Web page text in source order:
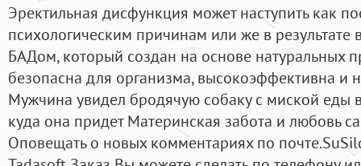
Эректильная дисфункция может наступить как
психологическим причинам или же в результате
БАДом, который создан на основе натуральных
безопасна для организма, высокоэффективна и
Мужчина увидел бродячую собаку с миской еды
куда она придет Материнская забота и любовь
Оповещать о новых комментариях по